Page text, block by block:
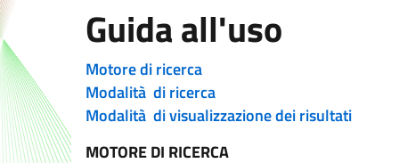
Guida all'uso
Motore di ricerca
Modalità di ricerca
Modalità di visualizzazione dei risultati
MOTORE DI RICERCA